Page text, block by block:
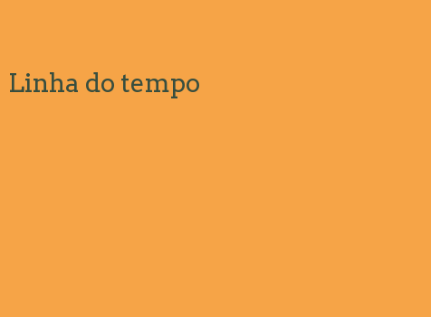
Linha do tempo